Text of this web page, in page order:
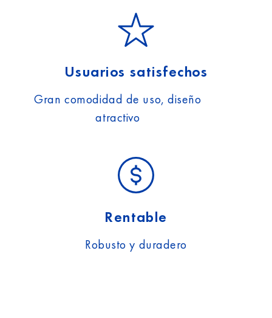
Usuarios satisfechos
Gran comodidad de uso, diseño
atractivo
Rentable
Robusto y duradero